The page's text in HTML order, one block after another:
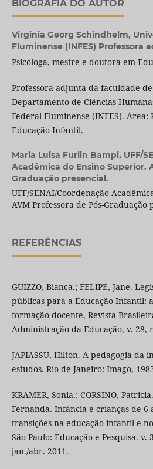
BIOGRAFIA DO AUTOR
Virginia Georg Schindhelm,
Fluminense (INFES) Professora
Psicóloga, mestre e doutora em
Professora adjunta da faculdade
Departamento de Ciências
Federal Fluminense (INFES). Área:
Educação Infantil.
Maria Luisa Furlin Bampi, UFF/
Acadêmica do Ensino Superior.
Graduação presencial.
UFF/SENAI/Coordenação
AVM Professora de Pós-Graduação
REFERÊNCIAS
GUIZZO, Bianca.; FELIPE, Jane.
públicas para a Educação Infantil:
formação docente, Revista
Administração da Educação, v. 28,
JAPIASSU, Hilton. A pedagogia da
estudos. Rio de Janeiro: Imago,
KRAMER, Sonia.; CORSINO,
Fernanda. Infância e crianças de 6
transições na educação infantil e
São Paulo: Educação e Pesquisa. v.
jan./abr. 2011.